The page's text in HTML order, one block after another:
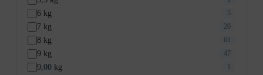
6 kg 5
7 kg 20
8 kg 61
9 kg 47
9,00 kg